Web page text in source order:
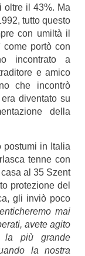
oltre il 43%. Ma
tutto questo
con umiltà il
portò con
incontrato a
e amico
che incontrò
diventato su
della
postumi in Italia
tenne con
al 35 Szent
protezione del
gli inviò poco
mai
avete agito
la più grande
la nostra